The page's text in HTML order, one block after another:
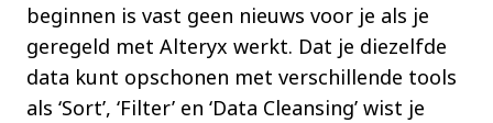
beginnen is vast geen nieuws voor je als je
geregeld met Alteryx werkt. Dat je diezelfde
data kunt opschonen met verschillende tools
als ‘Sort’, ‘Filter’ en ‘Data Cleansing’ wist je